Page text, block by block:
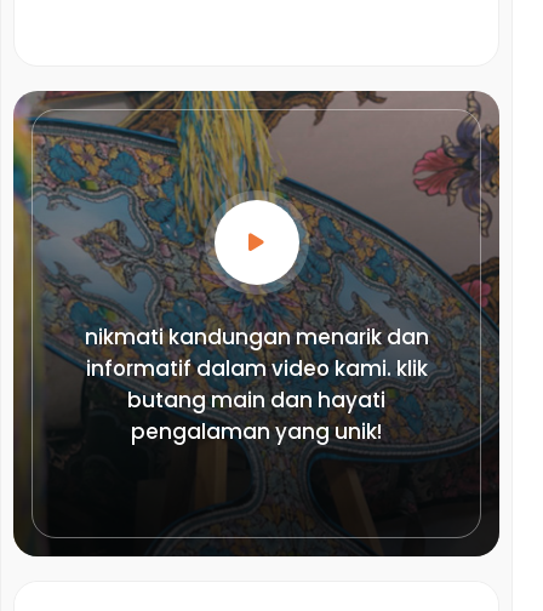
nikmati kandungan menarik dan
informatif dalam video kami. klik
butang main dan hayati
pengalaman yang unik!